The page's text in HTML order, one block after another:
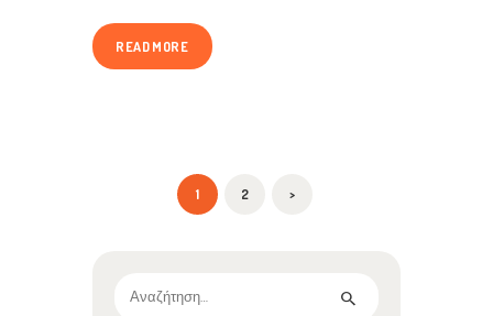
READ MORE
ΣΕΛΙΔΟΠΟΊΗΣΗ
PAGE
1 PAGE
2 >
για: